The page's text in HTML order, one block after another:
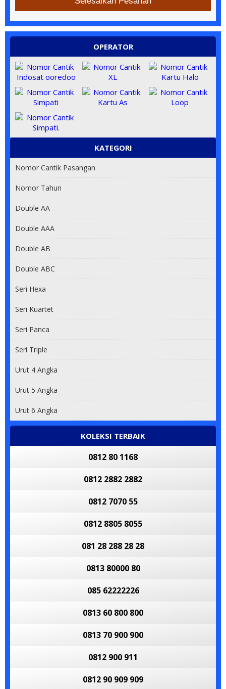
OPERATOR
KATEGORI
Nomor Cantik Pasangan
Nomor Tahun
Double AA
Double AAA
Double AB
Double ABC
Seri Hexa
Seri Kuartet
Seri Panca
Seri Triple
Urut 4 Angka
Urut 5 Angka
Urut 6 Angka
KOLEKSI TERBAIK
0812 80 1168
0812 2882 2882
0812 7070 55
0812 8805 8055
081 28 288 28 28
0813 80000 80
085 62222226
0813 60 800 800
0813 70 900 900
0812 900 911
0812 90 909 909